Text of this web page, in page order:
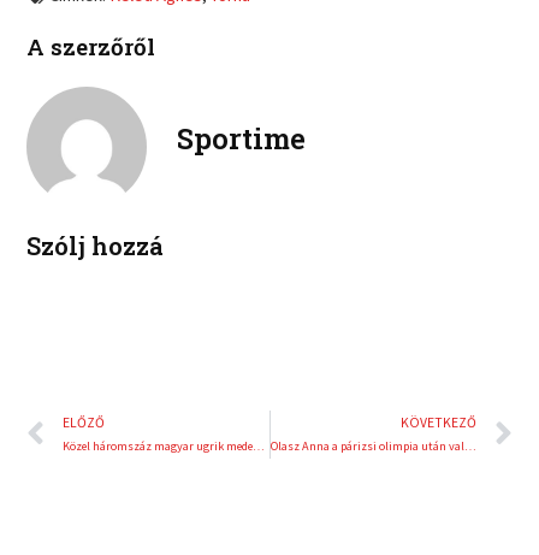
b
o
i
k
n
r
A szerzőről
Sportime
Szólj hozzá
Előző
ELŐZŐ
Közel háromszáz magyar ugrik medencébe a Duna Arénába
KÖVETKEZŐ
Olasz Anna a párizsi olimpia után valószínűleg befejezi pályafutását